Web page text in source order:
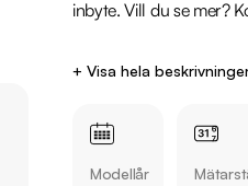
inbyte. Vill du se mer?
Kontakta oss för mer
Mail:
Adress: Prästkragens
+ Visa hela
Modellår